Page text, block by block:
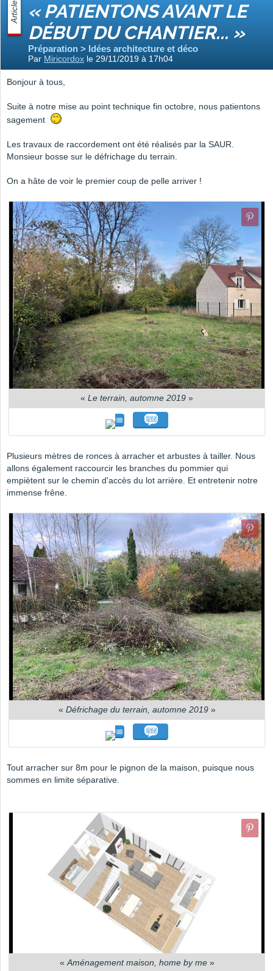
Article « PATIENTONS AVANT LE
DÉBUT DU CHANTIER... »
Préparation > Idées architecture et déco
Par Miricordox le 29/11/2019 à 17h04
Bonjour à tous,
Suite à notre mise au point technique fin octobre, nous patientons
sagement
Les travaux de raccordement ont été réalisés par la SAUR.
Monsieur bosse sur le défrichage du terrain.
On a hâte de voir le premier coup de pelle arriver !
« Le terrain, automne 2019 »
Plusieurs mètres de ronces à arracher et arbustes à tailler. Nous
allons également raccourcir les branches du pommier qui
empiètent sur le chemin d'accès du lot arrière. Et entretenir notre
immense frêne.
« Défrichage du terrain, automne 2019»
Tout arracher sur 8m pour le pignon de la maison, puisque nous
sommes en limite séparative.
« Aménagement maison, home by me»